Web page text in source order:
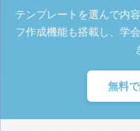
テンプレートを選んで内
フ作成機能も搭載し、学
無料